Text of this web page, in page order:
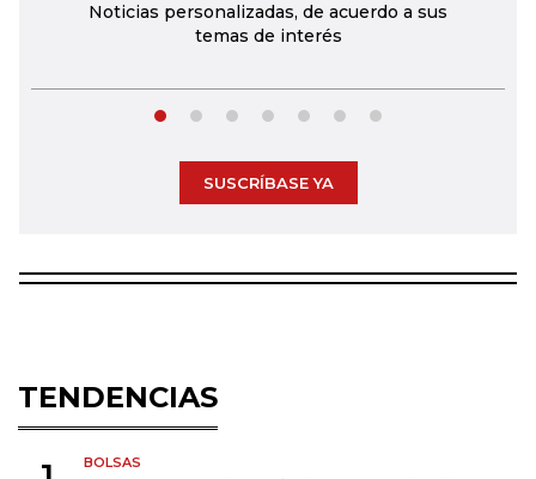
Noticias personalizadas, de acuerdo a sus
temas de interés
SUSCRÍBASE YA
TENDENCIAS
BOLSAS